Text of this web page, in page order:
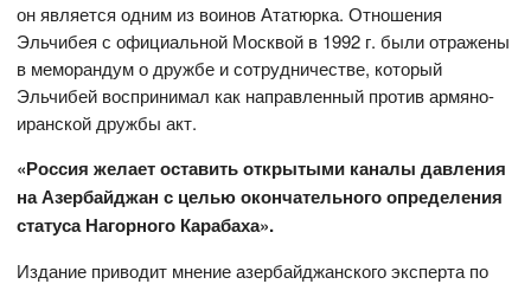
он является одним из воинов Ататюрка. Отношения
Эльчибея с официальной Москвой в 1992 г. были отражены
в меморандум о дружбе и сотрудничестве, который
Эльчибей воспринимал как направленный против армяно-
иранской дружбы акт.
«Россия желает оставить открытыми каналы давления
на Азербайджан с целью окончательного определения
статуса Нагорного Карабаха».
Издание приводит мнение азербайджанского эксперта по